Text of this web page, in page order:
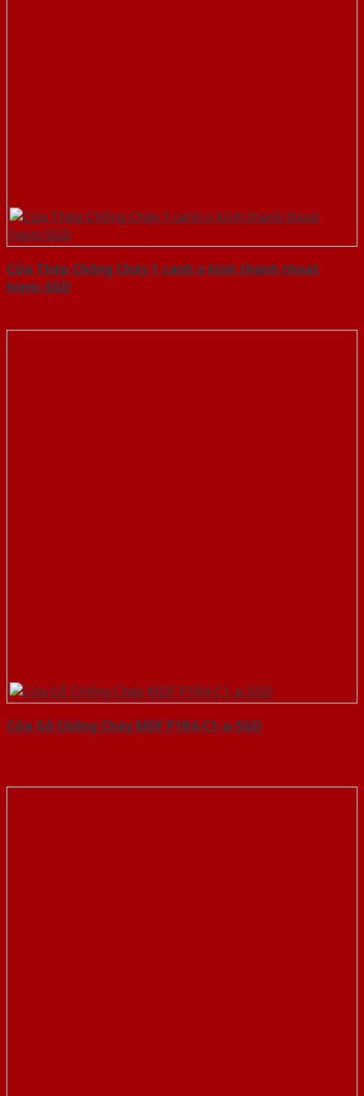
Cửa Thép Chống Cháy 1 canh o kinh thanh thoat
hiem-SGD
Cửa Gỗ Chống Cháy MDF P1R4-C1-a-SGD